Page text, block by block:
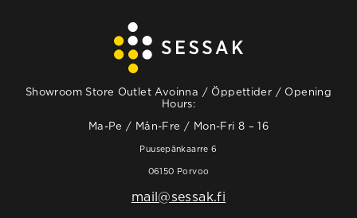
Showroom Store Outlet Avoinna / Öppettider / Opening
Hours:
Ma-Pe / Mån-Fre / Mon-Fri 8 – 16
Puusepänkaarre 6
06150 Porvoo
mail@sessak.fi